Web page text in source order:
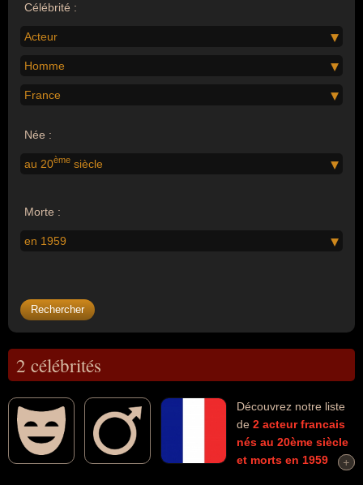
Célébrité :
Acteur
Homme
France
Née :
au 20ème siècle
Morte :
en 1959
2 célébrités
Découvrez notre liste
de 2 acteur francais
nés au 20ème siècle
et morts en 1959
+
+